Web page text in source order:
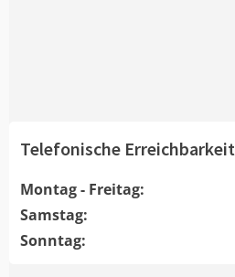
Telefonische Erreichbarkeit
Montag - Freitag:
Samstag:
Sonntag: